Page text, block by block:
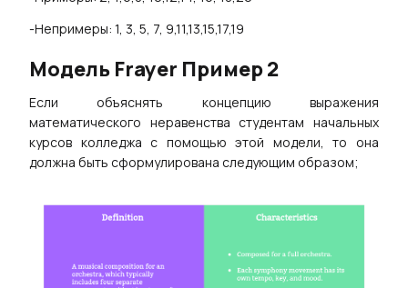
-Непримеры: 1, 3, 5, 7, 9,11,13,15,17,19
Модель Frayer Пример2
Если объяснять концепцию выражения
математического неравенства студентам начальных
курсов колледжа с помощью этой модели, то она
должна быть сформулирована следующим образом;